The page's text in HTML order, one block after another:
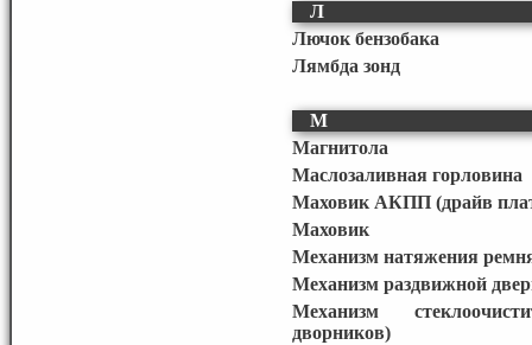
Л
Лючок бензобака
Лямбда зонд
М
Магнитола
Маслозаливная горловина
Маховик АКПП (драйв
Маховик
Механизм натяжения
Механизм раздвижной
Механизм
дворников)